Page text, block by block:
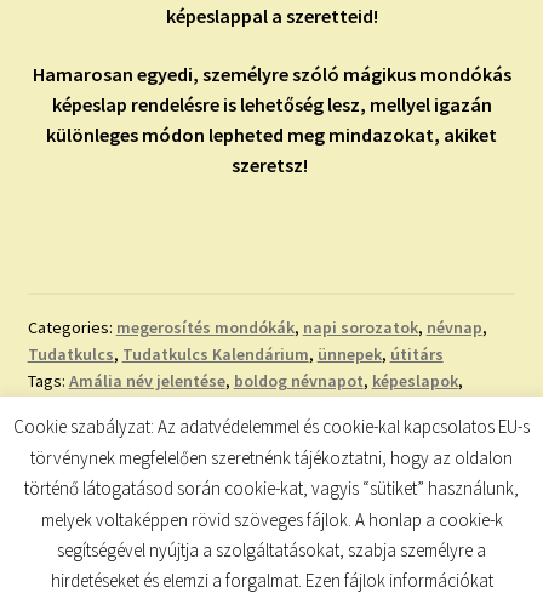
képeslappal a szeretteid!
Hamarosan egyedi, személyre szóló mágikus mondókás
képeslap rendelésre is lehetőség lesz, mellyel igazán
különleges módon lepheted meg mindazokat, akiket
szeretsz!
Categories: megerosítés mondókák, napi sorozatok, névnap,
Tudatkulcs, Tudatkulcs Kalendárium, ünnepek, útitárs
Tags: Amália név jelentése, boldog névnapot, képeslapok,
névnap,névnapi képeslap,névnapi köszöntő,szeretettel,
utónevek jelentései
Cookie szabályzat: Az adatvédelemmel és cookie-kal kapcsolatos EU-s
törvénynek megfelelően szeretnénk tájékoztatni, hogy az oldalon
történő látogatásod során cookie-kat, vagyis “sütiket” használunk,
melyek voltaképpen rövid szöveges fájlok. A honlap a cookie-k
segítségével nyújtja a szolgáltatásokat, szabja személyre a
hirdetéseket és elemzi a forgalmat. Ezen fájlok információkat